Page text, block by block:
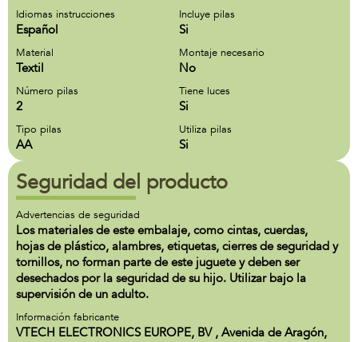
Idiomas instrucciones
Español
Incluye pilas
Si
Material
Textil
Montaje necesario
No
Número pilas
2
Tiene luces
Si
Tipo pilas
AA
Utiliza pilas
Si
Seguridad del producto
Advertencias de seguridad
Los materiales de este embalaje, como cintas, cuerdas,
hojas de plástico, alambres, etiquetas, cierres de seguridad y
tornillos, no forman parte de este juguete y deben ser
desechados por la seguridad de su hijo. Utilizar bajo la
supervisión de un adulto.
Información fabricante
VTECH ELECTRONICS EUROPE, BV , Avenida de Aragón,